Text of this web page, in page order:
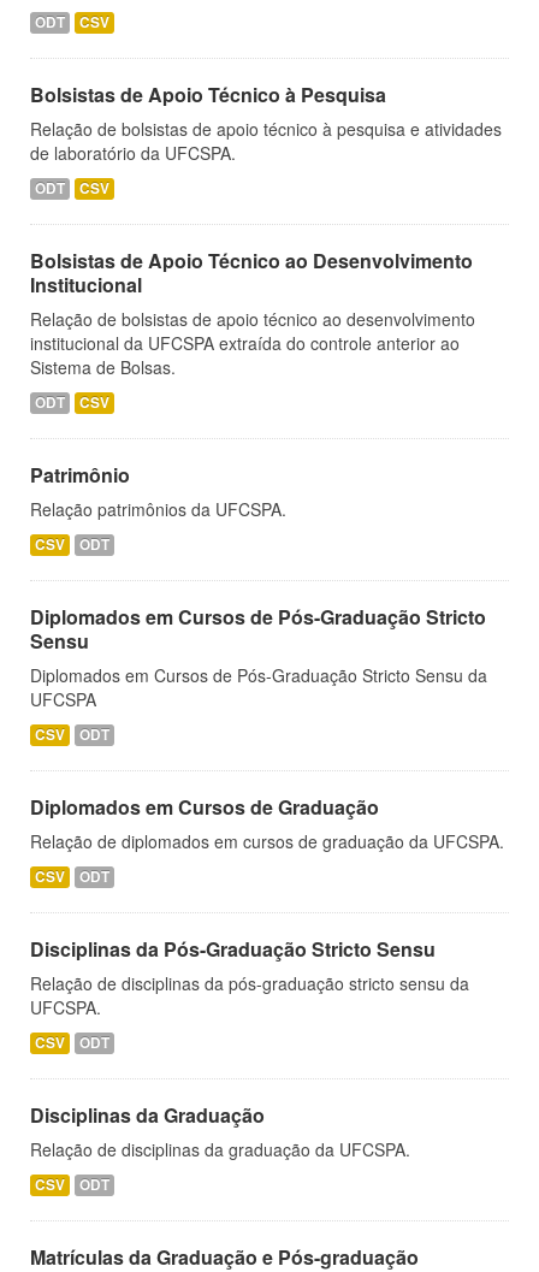
ODT CSV
Bolsistas de Apoio Técnico à Pesquisa
Relação de bolsistas de apoio técnico à pesquisa e atividades
de laboratório da UFCSPA.
ODT CSV
Bolsistas de Apoio Técnico ao Desenvolvimento
Institucional
Relação de bolsistas de apoio técnico ao desenvolvimento
institucional da UFCSPA extraída do controle anterior ao
Sistema de Bolsas.
ODT CSV
Patrimônio
Relação patrimônios da UFCSPA.
CSV ODT
Diplomados em Cursos de Pós-Graduação Stricto
Sensu
Diplomados em Cursos de Pós-Graduação Stricto Sensu da
UFCSPA
CSV ODT
Diplomados em Cursos de Graduação
Relação de diplomados em cursos de graduação da UFCSPA.
CSV ODT
Disciplinas da Pós-Graduação Stricto Sensu
Relação de disciplinas da pós-graduação stricto sensu da
UFCSPA.
CSV ODT
Disciplinas da Graduação
Relação de disciplinas da graduação da UFCSPA.
CSV ODT
Matrículas da Graduação e Pós-graduação